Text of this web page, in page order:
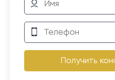
Получить